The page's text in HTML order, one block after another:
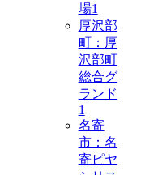
場1
厚沢部
町：厚
沢部町
総合グ
ランド
1
名寄
市：名
寄ピヤ